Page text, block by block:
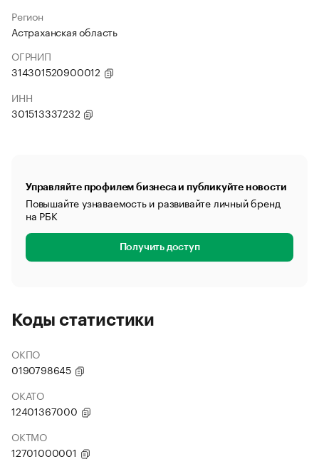
Регион
Астраханская область
ОГРНИП
314301520900012
ИНН
301513337232
Управляйте профилем бизнеса и публикуйте новости
Повышайте узнаваемость и развивайте личный бренд
на РБК
Получить доступ
Коды статистики
ОКПО
0190798645
ОКАТО
12401367000
ОКТМО
12701000001